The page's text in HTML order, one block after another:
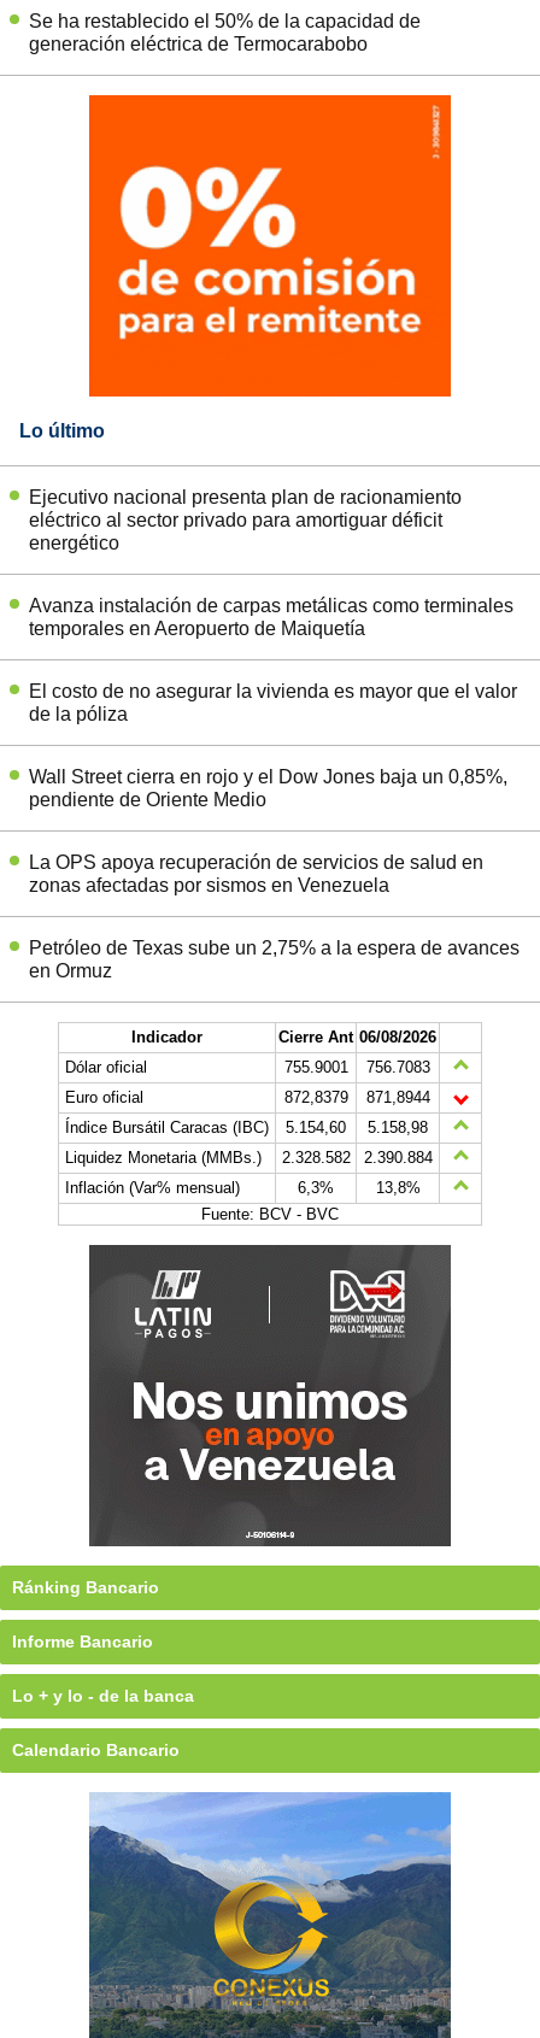
Se ha restablecido el 50% de la capacidad de
generación eléctrica de Termocarabobo
Lo último
Ejecutivo nacional presenta plan de racionamiento
eléctrico al sector privado para amortiguar déficit
energético
Avanza instalación de carpas metálicas como terminales
temporales en Aeropuerto de Maiquetía
El costo de no asegurar la vivienda es mayor que el valor
de la póliza
Wall Street cierra en rojo y el Dow Jones baja un 0,85%,
pendiente de Oriente Medio
La OPS apoya recuperación de servicios de salud en
zonas afectadas por sismos en Venezuela
Petróleo de Texas sube un 2,75% a la espera de avances
en Ormuz
Indicador Cierre Ant 06/08/2026
Dólar oficial
755.9001
756.7083
Euro oficial
872,8379
871,8944
Índice Bursátil Caracas (IBC)
5.154,60
5.158,98
Liquidez Monetaria (MMBs.)
2.328.582
2.390.884
Inflación (Var% mensual)
6,3%
13,8%
Fuente: BCV - BVC
Ránking Bancario
Informe Bancario
Lo + y lo - de la banca
Calendario Bancario